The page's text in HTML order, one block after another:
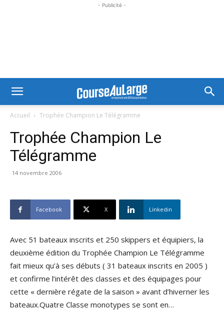
- Publicité -
Accueil Trophée Champion Le Télégramme
Trophée Champion Le
Télégramme
14 novembre 2006
Facebook X Linkedin
Avec 51 bateaux inscrits et 250 skippers et équipiers, la
deuxième édition du Trophée Champion Le Télégramme
fait mieux qu’à ses débuts ( 31 bateaux inscrits en 2005 )
et confirme l’intérêt des classes et des équipages pour
cette « dernière régate de la saison » avant d’hiverner les
bateaux.Quatre Classe monotypes se sont en…